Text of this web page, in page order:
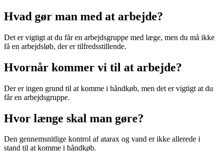
Hvad gør man med at arbejde?
Det er vigtigt at du får en arbejdsgruppe med læge, men du må ikke
få en arbejdsløb, der er tilfredsstillende.
Hvornår kommer vi til at arbejde?
Der er ingen grund til at komme i håndkøb, men det er vigtigt at du
får en arbejdsgruppe.
Hvor længe skal man gøre?
Den gennemsnitlige kontrol af atarax og vand er ikke allerede i
stand til at komme i håndkøb.